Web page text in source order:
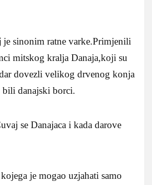
je sinonim ratne varke.Primjenili
mitskog kralja Danaja,koji su
dovezli velikog drvenog konja
danajski borci.
se Danajaca i kada darove
je mogao uzjahati samo